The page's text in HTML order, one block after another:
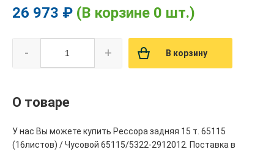
26 973 ₽ (В корзине 0 шт.)
- + В корзину
О товаре
У нас Вы можете купить Рессора задняя 15 т. 65115
(16листов) / Чусовой 65115/5322-2912012. Поставка в